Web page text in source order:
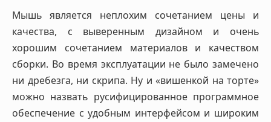
Мышь является неплохим сочетанием цены и
качества, с выверенным дизайном и очень
хорошим сочетанием материалов и качеством
сборки. Во время эксплуатации не было замечено
ни дребезга, ни скрипа. Ну и «вишенкой на торте»
можно назвать русифицированное программное
обеспечение с удобным интерфейсом и широким